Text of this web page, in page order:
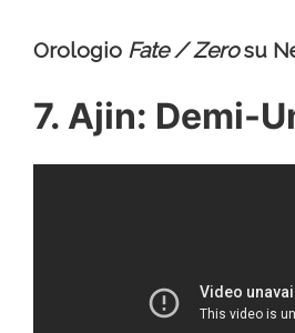
Orologio Fate / Zerosu
7. Ajin: Demi-